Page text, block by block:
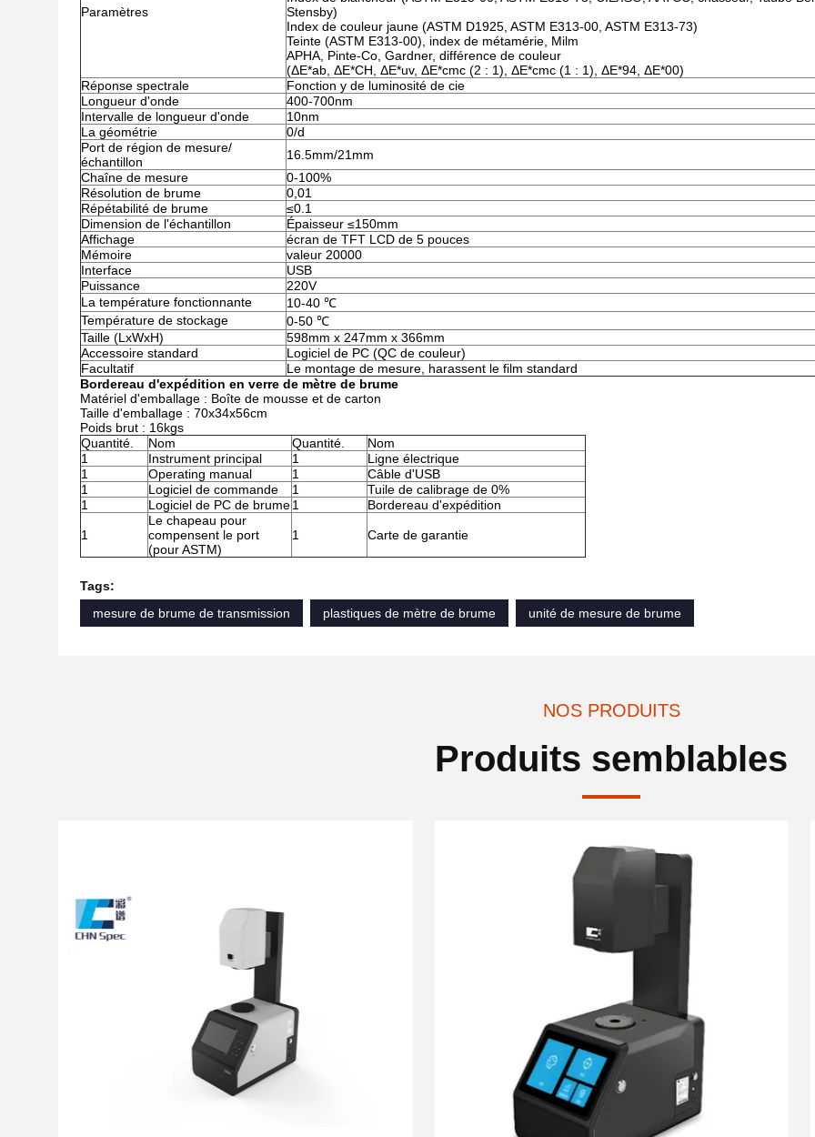
Paramètres
Stensby)
Index de couleur jaune (ASTM D1925, ASTM E313-00, ASTM E313-73)
Teinte (ASTM E313-00), index de métamérie, Milm
APHA, Pinte-Co, Gardner, différence de couleur
(ΔE*ab, ΔE*CH, ΔE*uv, ΔE*cmc (2 : 1), ΔE*cmc (1 : 1), ΔE*94, ΔE*00)
Réponse spectrale
Fonction y de luminosité de cie
Longueur d'onde
400-700nm
Intervalle de longueur d'onde
10nm
La géométrie
0/d
Port de région de mesure/
échantillon
16.5mm/21mm
Chaîne de mesure
0-100%
Résolution de brume
0,01
Répétabilité de brume
≤0.1
Dimension de l'échantillon
Épaisseur ≤150mm
Affichage
écran de TFT LCD de 5 pouces
Mémoire
valeur 20000
Interface
USB
Puissance
220V
La température fonctionnante
10-40 ℃
Température de stockage
0-50 ℃
Taille (LxWxH)
598mm x 247mm x 366mm
Accessoire standard
Logiciel de PC (QC de couleur)
Facultatif
Le montage de mesure, harassent le film standard
Bordereau d'expédition en verre de mètre de brume
Matériel d'emballage : Boîte de mousse et de carton
Taille d'emballage : 70x34x56cm
Poids brut : 16kgs
Quantité.
Nom Quantité.
Nom
1
Instrument principal 1
Ligne électrique
1
Operating manual 1
Câble d'USB
1
Logiciel de commande 1
Tuile de calibrage de 0%
1
Logiciel de PC de brume1 Bordereau d'expédition
1
Le chapeau pour
compensent le port
(pour ASTM)
1 Carte de garantie
Tags:
mesure de brume de transmission
plastiques de mètre de brume unité de mesure de brume
NOS PRODUITS
Produits semblables